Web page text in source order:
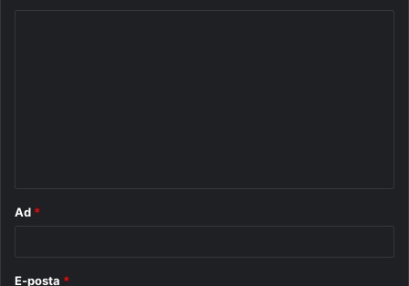
Ad *
E-posta *